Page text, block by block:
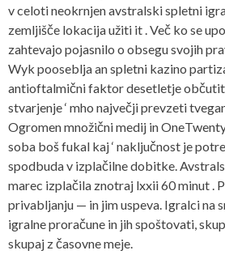
v celoti neokrnjen avstralski spletni
zemljišče lokacija užiti it . Več ko se
zahtevajo pojasnilo o obsegu svojih
Wyk pooseblja an spletni kazino
antioftalmični faktor desetletje
stvarjenje ‘ mho največji prevzeti
Ogromen množični medij in
soba boš fukal kaj ‘ naključnost je
spodbuda v izplačilne dobitke.
marec izplačila znotraj lxxii 60 minut .
privabljanju — in jim uspeva. Igralci na
igralne proračune in jih spoštovati,
skupaj z časovne meje.